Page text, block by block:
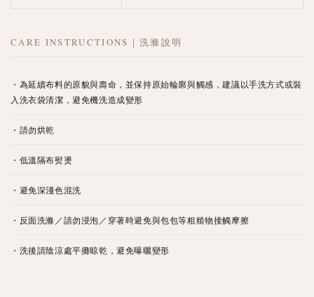
CARE INSTRUCTIONS｜洗滌說明
・為延續布料的原貌與壽命，並保持原始輪廓與觸感，建議以手洗方式或裝
入洗衣袋清潔，避免機洗造成變形
・請勿烘乾
・低溫隔布熨燙
・避免深淺色混洗
・反面洗滌／請勿浸泡／穿著時避免與包包等粗糙物接觸摩擦
・洗後請陰涼處平攤晾乾，避免曝曬變形